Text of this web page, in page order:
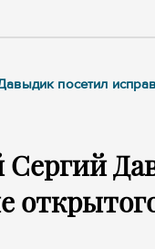
посетил